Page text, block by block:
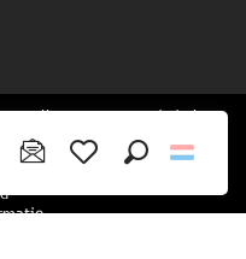
alle Bretonse toeristische